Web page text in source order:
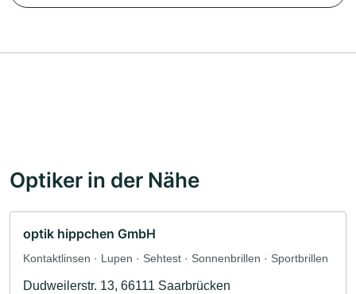
Optiker in der Nähe
optik hippchen GmbH
Kontaktlinsen · Lupen · Sehtest · Sonnenbrillen · Sportbrillen
Dudweilerstr. 13, 66111 Saarbrücken